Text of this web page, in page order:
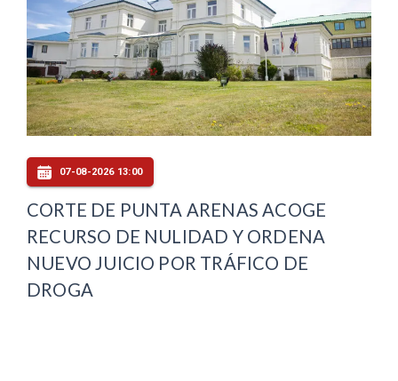
07-08-2026 13:00
CORTE DE PUNTA ARENAS ACOGE
RECURSO DE NULIDAD Y ORDENA
NUEVO JUICIO POR TRÁFICO DE
DROGA